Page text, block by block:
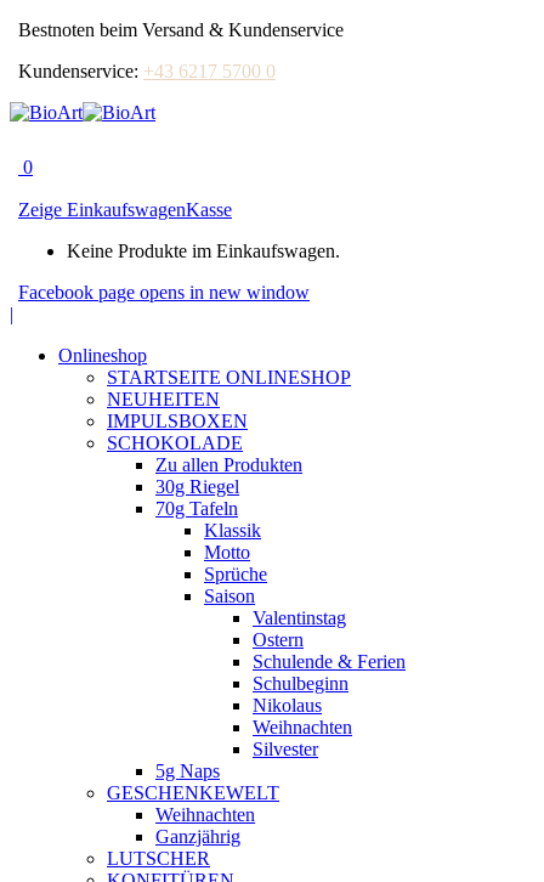
Bestnoten beim Versand & Kundenservice
Kundenservice: +43 6217 5700 0
0
Zeige EinkaufswagenKasse
Keine Produkte im Einkaufswagen.
Facebook page opens in new window
|
Onlineshop
STARTSEITE ONLINESHOP
NEUHEITEN
IMPULSBOXEN
SCHOKOLADE
Zu allen Produkten
30g Riegel
70g Tafeln
Klassik
Motto
Sprüche
Saison
Valentinstag
Ostern
Schulende & Ferien
Schulbeginn
Nikolaus
Weihnachten
Silvester
5g Naps
GESCHENKEWELT
Weihnachten
Ganzjährig
LUTSCHER